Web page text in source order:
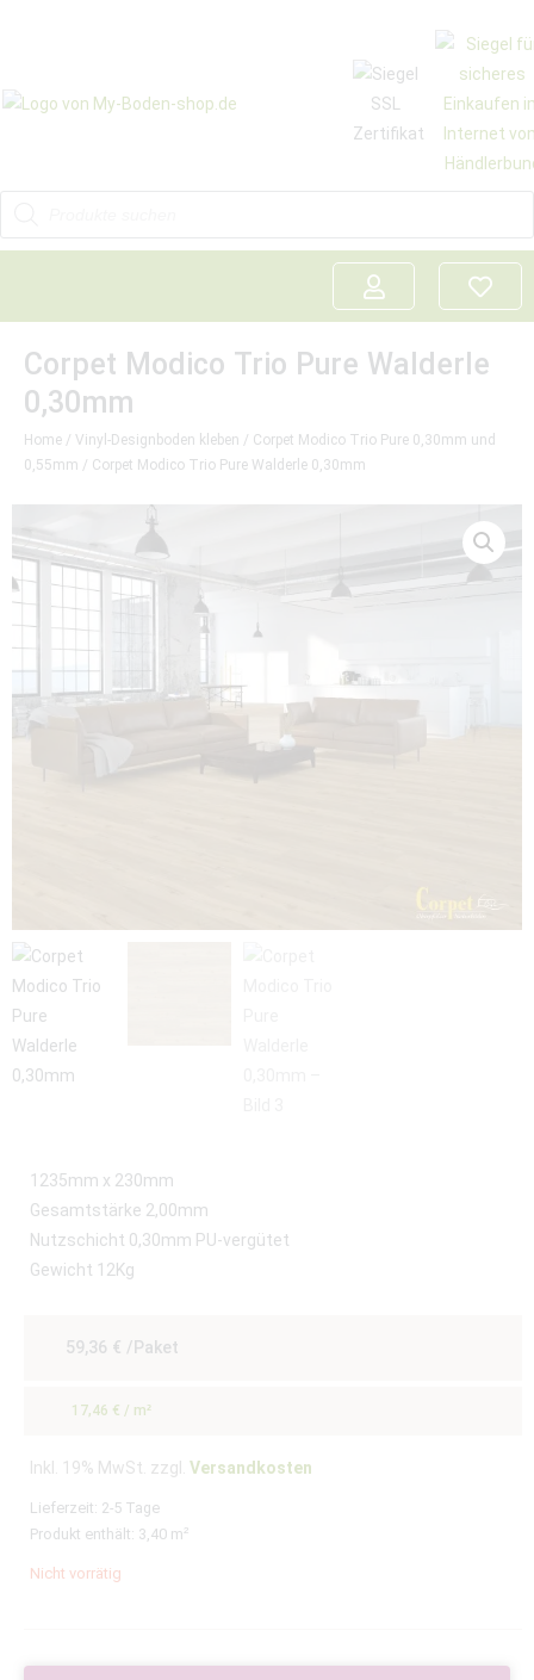
Corpet Modico Trio Pure Walderle
0,30mm
Home / Vinyl-Designboden kleben / Corpet Modico Trio Pure 0,30mm und
0,55mm / Corpet Modico Trio Pure Walderle 0,30mm
1235mm x 230mm
Gesamtstärke 2,00mm
Nutzschicht 0,30mm PU-vergütet
Gewicht 12Kg
59,36 € /Paket
17,46 € / m²
Inkl. 19% MwSt. zzgl. Versandkosten
Lieferzeit: 2-5 Tage
Produkt enthält: 3,40 m²
Nicht vorrätig